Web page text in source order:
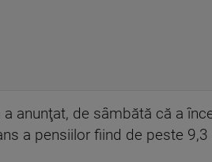
a anunţat, de sâmbătă că a
a pensiilor fiind de peste 9,3